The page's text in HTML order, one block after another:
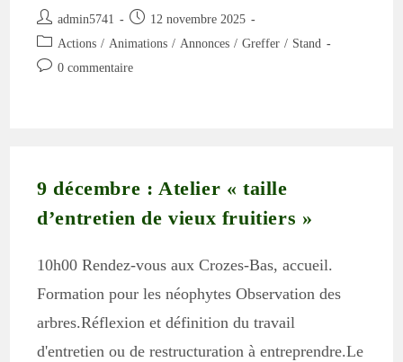
Auteur/autrice
de
la
publication :
admin5741
Publication
publiée :
12 novembre 2025
Post
category:
Actions / Animations / Annonces / Greffer / Stand
Commentaires
0 commentaire
9 décembre : Atelier « taille
d’entretien de vieux fruitiers »
10h00 Rendez-vous aux Crozes-Bas, accueil.
Formation pour les néophytes Observation des
arbres.Réflexion et définition du travail
d'entretien ou de restructuration à entreprendre.Le